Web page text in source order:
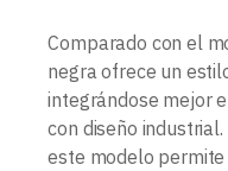
Comparado con el
negra ofrece un
integrándose mejor
con diseño
este modelo